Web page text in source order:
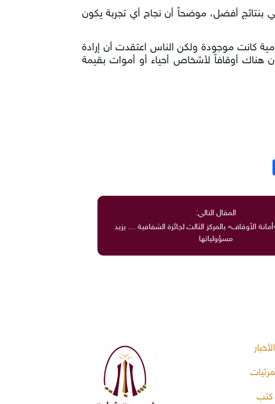
بنتائج أفضل، موضحاً أن نجاح أي تجربة يكون
كانت موجودة ولكن الناس اعتقدت أن إرادة
هناك أوقافاً لأشخاص أحياء أو أموات بقيمة
المقال التالي:
الأوقاف» بالمركز الثالث لجائزة الشفافية … يزيد
مسؤولياتها
الأخبار
كتب